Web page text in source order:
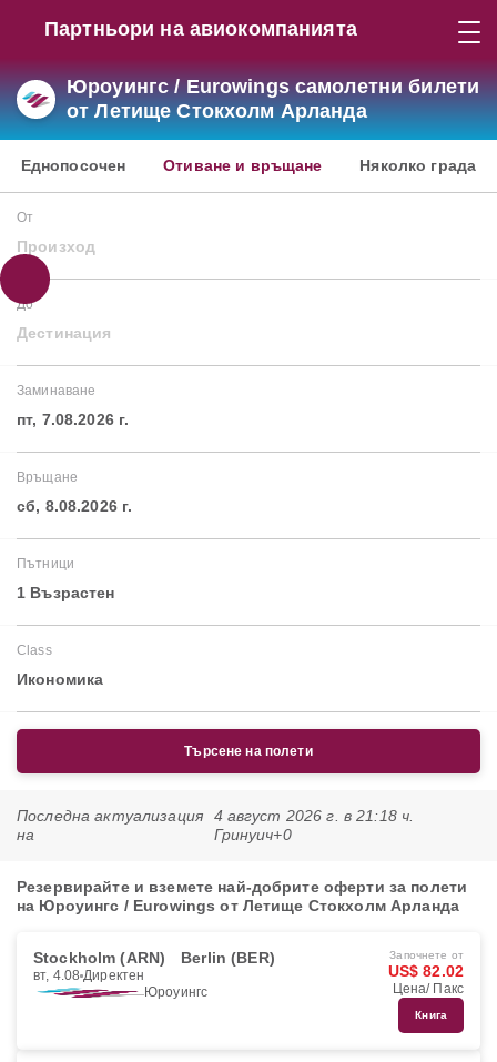
Партньори на авиокомпанията
Юроуингс / Eurowings самолетни билети
от Летище Стокхолм Арланда
Еднопосочен Отиване и връщане Няколко града
От
Произход
До
Дестинация
Заминаване
пт, 7.08.2026 г.
Връщане
сб, 8.08.2026 г.
Пътници
1 Възрастен
Class
Икономика
Търсене на полети
Последна актуализация
на
4 август 2026 г. в 21:18 ч.
Гринуич+0
Резервирайте и вземете най-добрите оферти за полети
на Юроуингс / Eurowings от Летище Стокхолм Арланда
Stockholm (ARN) Berlin (BER)
вт, 4.08 Директен
Юроуингс
Започнете от
US$ 82.02
Цена/ Пакс
Книга